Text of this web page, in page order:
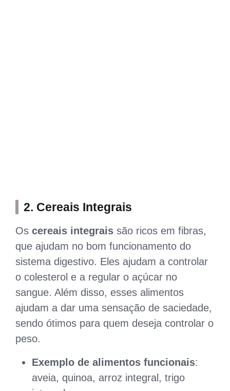
2. Cereais Integrais
Os cereais integrais são ricos em fibras,
que ajudam no bom funcionamento do
sistema digestivo. Eles ajudam a controlar
o colesterol e a regular o açúcar no
sangue. Além disso, esses alimentos
ajudam a dar uma sensação de saciedade,
sendo ótimos para quem deseja controlar o
peso.
Exemplo de alimentos funcionais:
aveia, quinoa, arroz integral, trigo